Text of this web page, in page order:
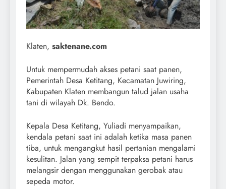
Klaten, saktenane.com
Untuk mempermudah akses petani saat panen,
Pemerintah Desa Ketitang, Kecamatan Juwiring,
Kabupaten Klaten membangun talud jalan usaha
tani di wilayah Dk. Bendo.
Kepala Desa Ketitang, Yuliadi menyampaikan,
kendala petani saat ini adalah ketika masa panen
tiba, untuk mengangkut hasil pertanian mengalami
kesulitan. Jalan yang sempit terpaksa petani harus
melangsir dengan menggunakan gerobak atau
sepeda motor.